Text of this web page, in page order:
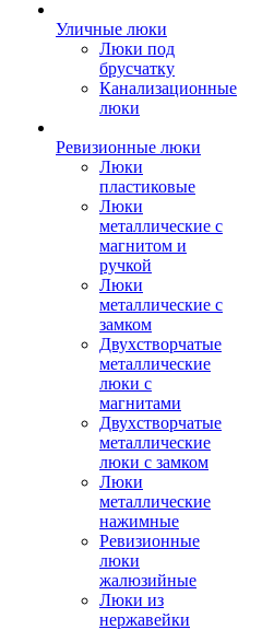
Уличные люки
Люки под
брусчатку
Канализационные
люки
Ревизионные люки
Люки
пластиковые
Люки
металлические с
магнитом и
ручкой
Люки
металлические с
замком
Двухстворчатые
металлические
люки с
магнитами
Двухстворчатые
металлические
люки с замком
Люки
металлические
нажимные
Ревизионные
люки
жалюзийные
Люки из
нержавейки